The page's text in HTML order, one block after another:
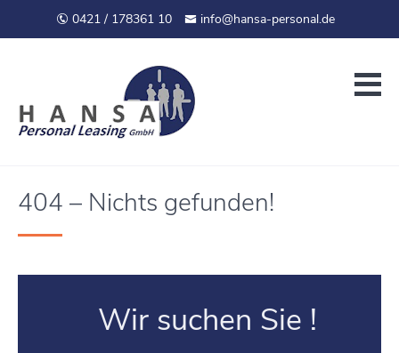
0421 / 178361 10 info@hansa-personal.de
404 – Nichts gefunden!
Wir suchen Sie !